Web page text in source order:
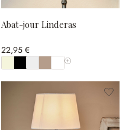
Abat-jour Linderas
22,95 €
Afficher toutes les